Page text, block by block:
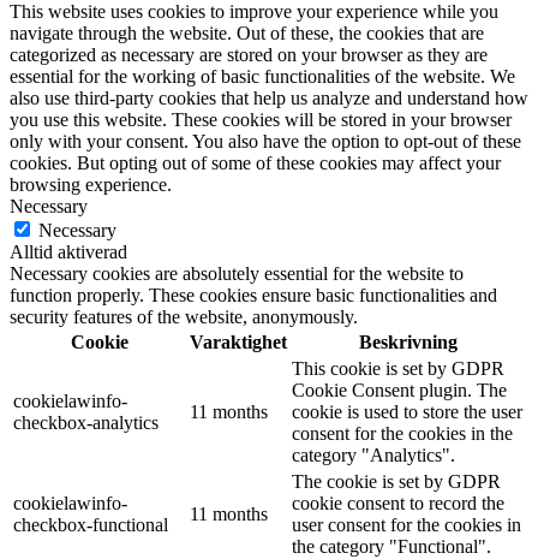
This website uses cookies to improve your experience while you
navigate through the website. Out of these, the cookies that are
categorized as necessary are stored on your browser as they are
essential for the working of basic functionalities of the website. We
also use third-party cookies that help us analyze and understand how
you use this website. These cookies will be stored in your browser
only with your consent. You also have the option to opt-out of these
cookies. But opting out of some of these cookies may affect your
browsing experience.
Necessary
Necessary
Alltid aktiverad
Necessary cookies are absolutely essential for the website to
function properly. These cookies ensure basic functionalities and
security features of the website, anonymously.
Cookie
Varaktighet Beskrivning
cookielawinfo-
checkbox-analytics
11 months
This cookie is set by GDPR
Cookie Consent plugin. The
cookie is used to store the user
consent for the cookies in the
category "Analytics".
cookielawinfo-
checkbox-functional
11 months
The cookie is set by GDPR
cookie consent to record the
user consent for the cookies in
the category "Functional".